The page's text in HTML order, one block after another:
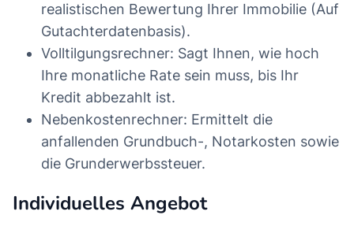
realistischen Bewertung Ihrer Immobilie (Auf
Gutachterdatenbasis).
Volltilgungsrechner: Sagt Ihnen, wie hoch
Ihre monatliche Rate sein muss, bis Ihr
Kredit abbezahlt ist.
Nebenkostenrechner: Ermittelt die
anfallenden Grundbuch-, Notarkosten sowie
die Grunderwerbssteuer.
Individuelles Angebot